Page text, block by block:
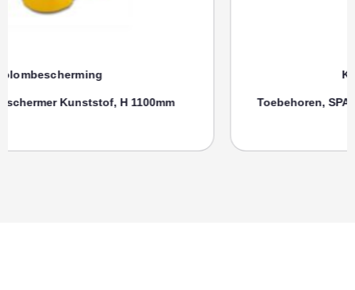
Toebehoren, SPANRIEM MORION Zuilenbeschermer